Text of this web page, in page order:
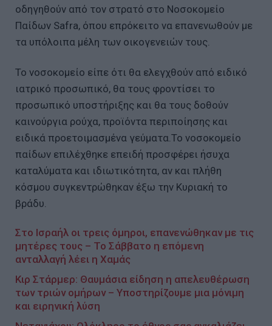
οδηγηθούν από τον στρατό στο Νοσοκομείο
Παίδων Safra, όπου επρόκειτο να επανενωθούν με
τα υπόλοιπα μέλη των οικογενειών τους.
Το νοσοκομείο είπε ότι θα ελεγχθούν από ειδικό
ιατρικό προσωπικό, θα τους φροντίσει το
προσωπικό υποστήριξης και θα τους δοθούν
καινούργια ρούχα, προϊόντα περιποίησης και
ειδικά προετοιμασμένα γεύματα.Το νοσοκομείο
παίδων επιλέχθηκε επειδή προσφέρει ήσυχα
καταλύματα και ιδιωτικότητα, αν και πλήθη
κόσμου συγκεντρώθηκαν έξω την Κυριακή το
βράδυ.
Στο Ισραήλ οι τρεις όμηροι, επανενώθηκαν με τις
μητέρες τους – Το Σάββατο η επόμενη
ανταλλαγή λέει η Χαμάς
Κιρ Στάρμερ: Θαυμάσια είδηση η απελευθέρωση
των τριών ομήρων – Υποστηρίζουμε μια μόνιμη
και ειρηνική λύση